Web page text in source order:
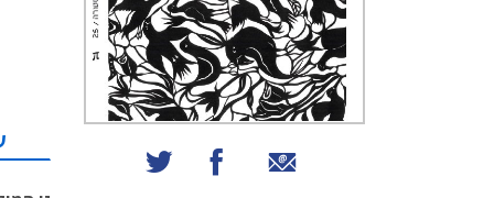
שיתוף באמצעות אימייל
שיתוף בפייסבוקשיתוף בטוויטר